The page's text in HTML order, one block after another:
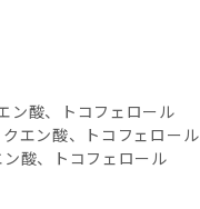
ン酸、トコフェロール
エン酸、トコフェロール
酸、トコフェロール